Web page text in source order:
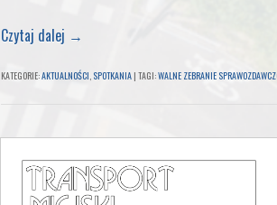
Czytaj dalej →
KATEGORIE:AKTUALNOŚCI SPOTKANIA | TAGI:WALNE ZEBRANIE